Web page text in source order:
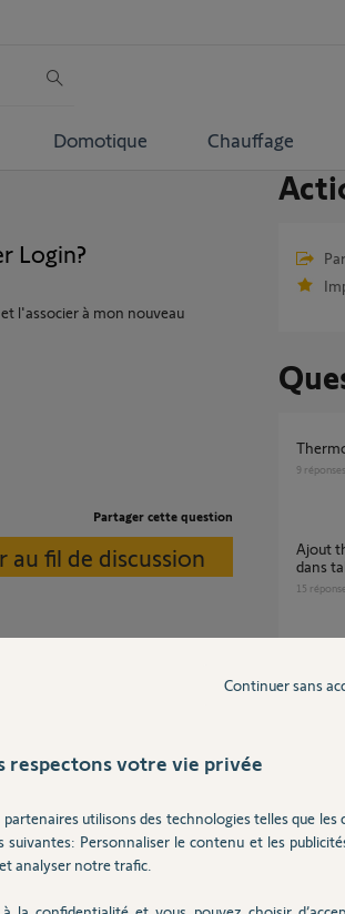
Domotique Chauffage
Login?
l'associer à mon nouveau
Partager cette question
au fil de discussion
Merci
souhaitez utiliser.
9 réponses
ajout thermostat connecté filaire version 2
dans
15
somfy
50
respectons votre vie privée
utilisons des technologies telles que les
Personnaliser le contenu et les
analyser notre trafic.
Continuer sans